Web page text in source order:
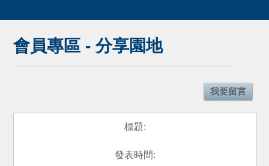
會員專區 - 分享園地
我要留言